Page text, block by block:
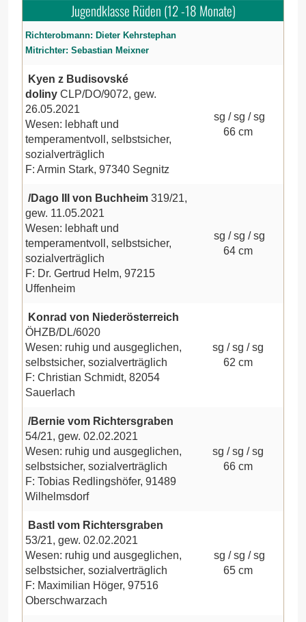
Jugendklasse Rüden (12 -18 Monate)
Richterobmann: Dieter Kehrstephan
Mitrichter: Sebastian Meixner
Kyen z Budisovské
doliny CLP/DO/9072, gew.
26.05.2021
Wesen: lebhaft und
temperamentvoll, selbstsicher,
sozialverträglich
F: Armin Stark, 97340 Segnitz
sg / sg / sg
66 cm
/Dago III von Buchheim 319/21,
gew. 11.05.2021
Wesen: lebhaft und
temperamentvoll, selbstsicher,
sozialverträglich
F: Dr. Gertrud Helm, 97215
Uffenheim
sg / sg / sg
64 cm
Konrad von Niederösterreich
ÖHZB/DL/6020
Wesen: ruhig und ausgeglichen,
selbstsicher, sozialverträglich
F: Christian Schmidt, 82054
Sauerlach
sg / sg / sg
62 cm
/Bernie vom Richtersgraben
54/21, gew. 02.02.2021
Wesen: ruhig und ausgeglichen,
selbstsicher, sozialverträglich
F: Tobias Redlingshöfer, 91489
Wilhelmsdorf
sg / sg / sg
66 cm
Bastl vom Richtersgraben
53/21, gew. 02.02.2021
Wesen: ruhig und ausgeglichen,
selbstsicher, sozialverträglich
F: Maximilian Höger, 97516
Oberschwarzach
sg / sg / sg
65 cm